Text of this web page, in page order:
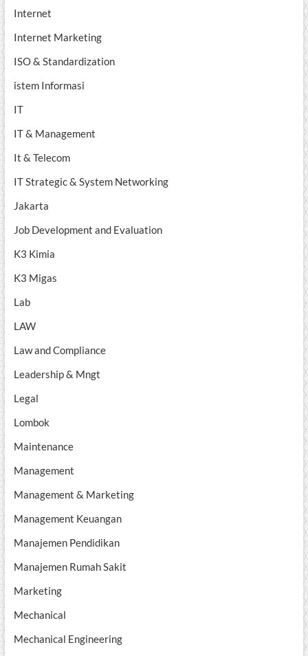
Internet
Internet Marketing
ISO & Standardization
istem Informasi
IT
IT & Management
It & Telecom
IT Strategic & System Networking
Jakarta
Job Development and Evaluation
K3 Kimia
K3 Migas
Lab
LAW
Law and Compliance
Leadership & Mngt
Legal
Lombok
Maintenance
Management
Management & Marketing
Management Keuangan
Manajemen Pendidikan
Manajemen Rumah Sakit
Marketing
Mechanical
Mechanical Engineering